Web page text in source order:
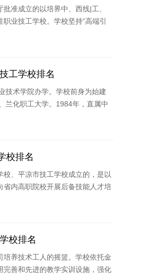
准成立的以培界中、西线|工、
业技工学校。学校坚持“高端引
工学校排名
技术学院办学。学校前身为始建
兰化职工大学。1984年，直属中
校排名
、平凉市技工学校成立的，是以
内高职院校开展后备技能人才培
校排名
养技术工人的摇篮。学校依托金
完善和先进的教学实训设施，强化